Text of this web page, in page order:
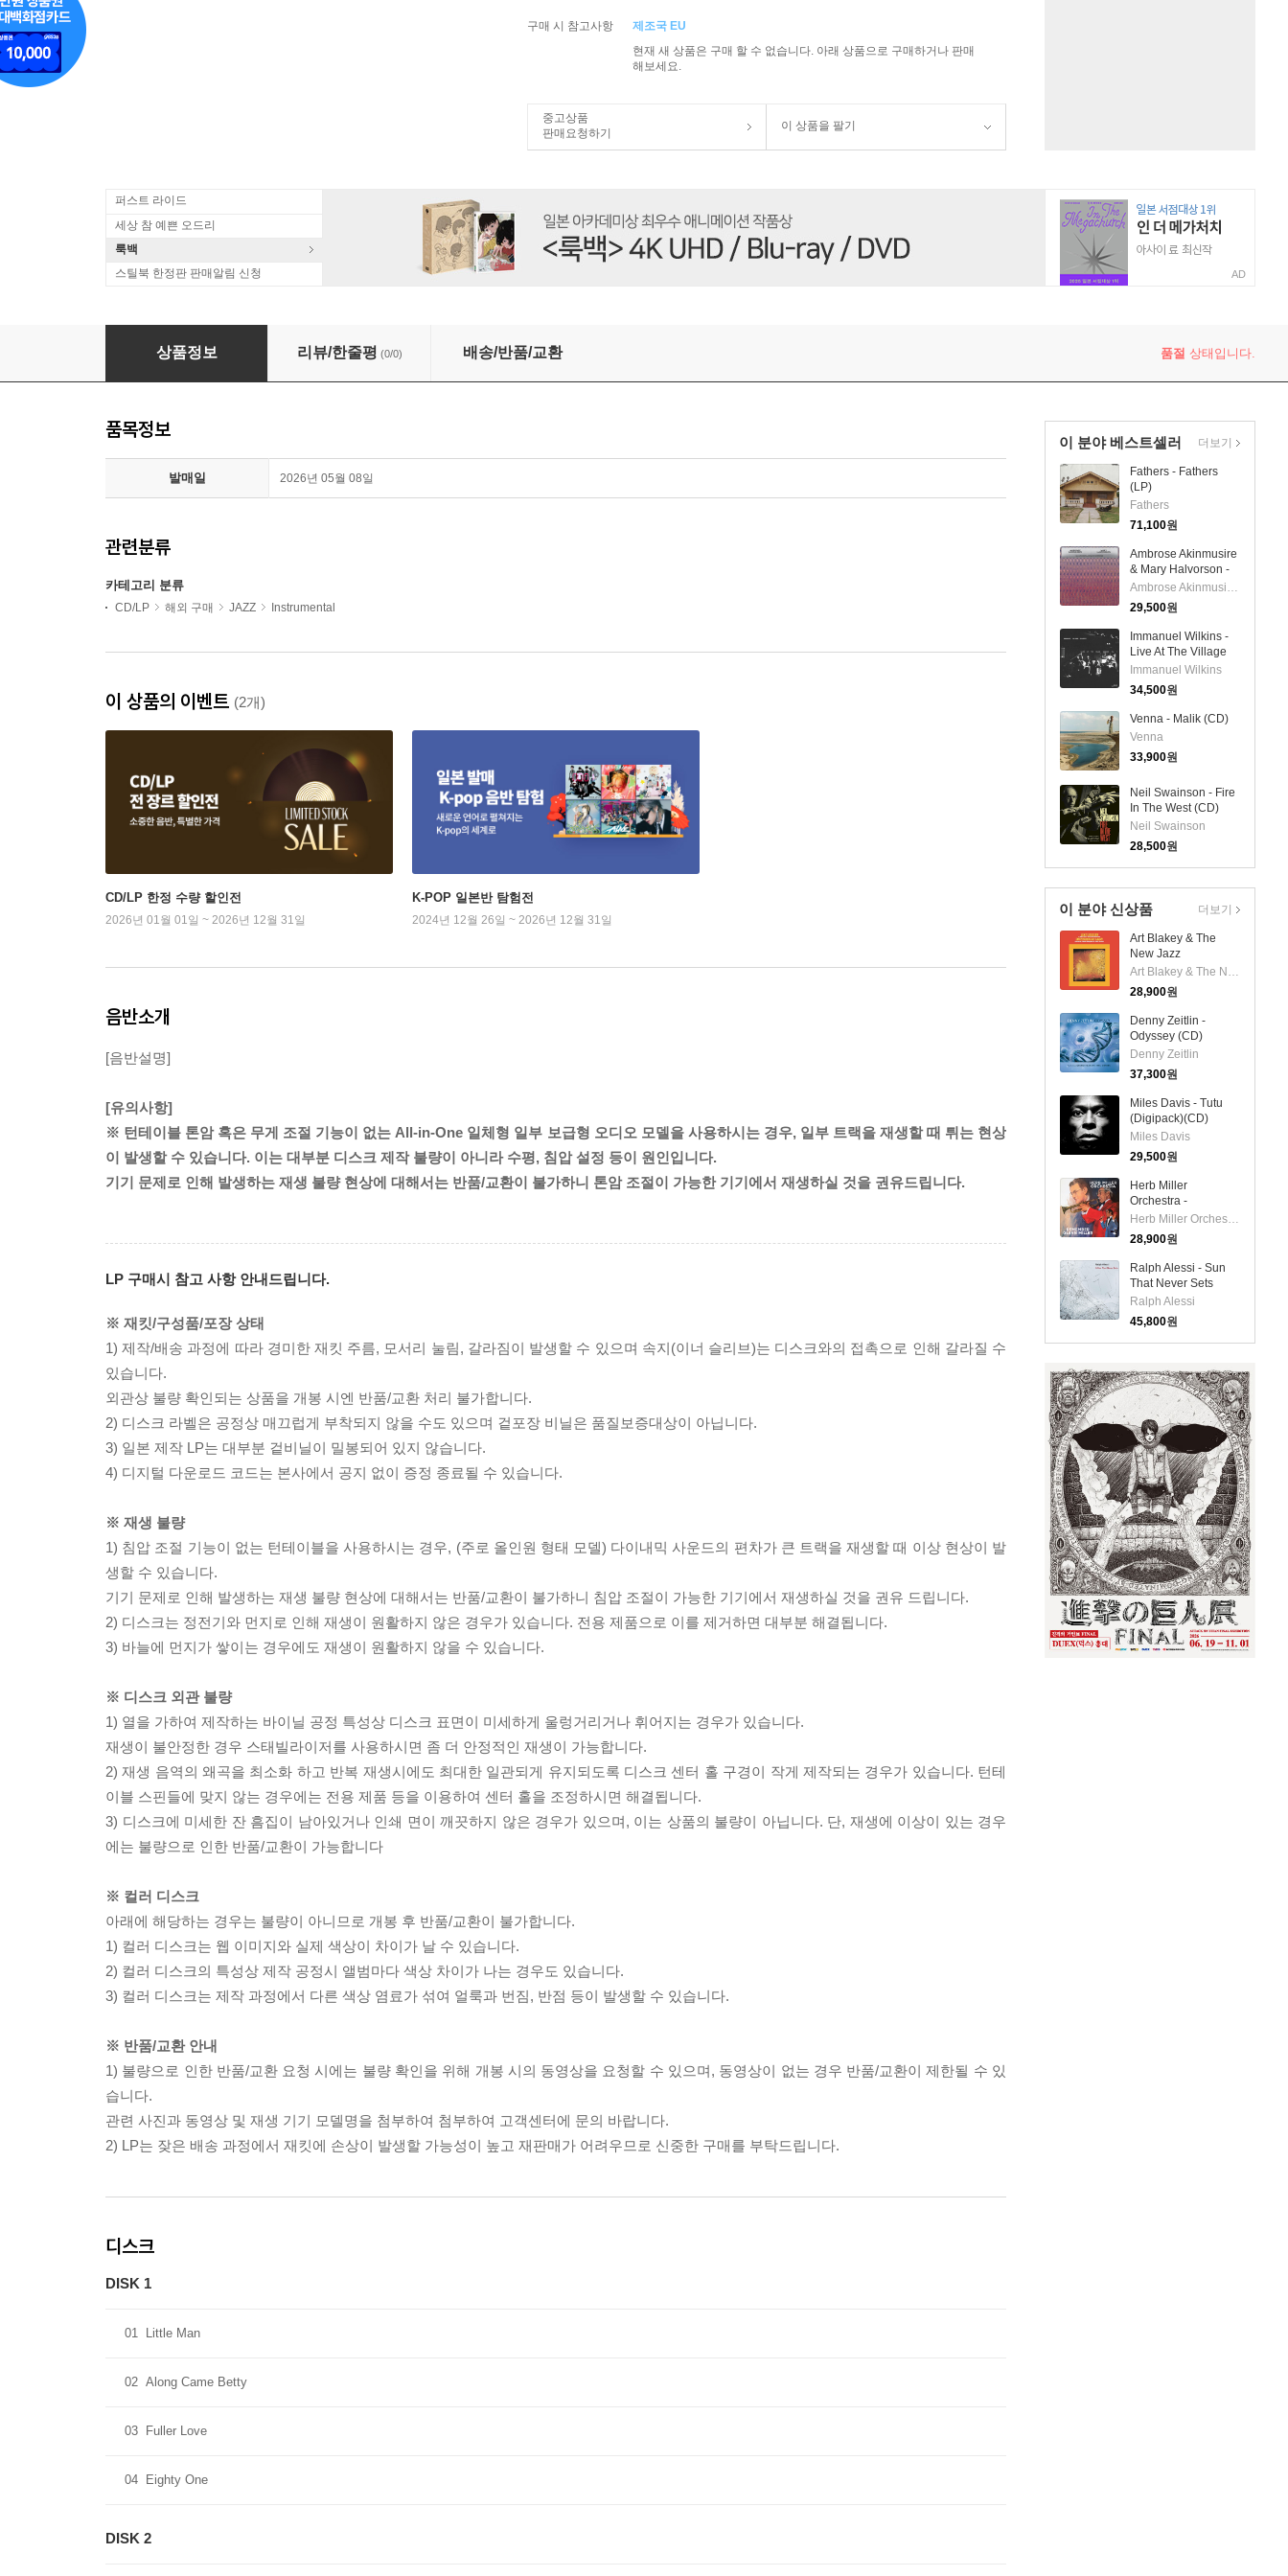
구매 시 참고사항
제조국 EU
현재 새 상품은 구매 할 수 없습니다. 아래 상품으로 구매하거나 판매
해보세요.
중고상품
판매요청하기
이 상품을 팔기
퍼스트 라이드
세상 참 예쁜 오드리
룩백
스틸북 한정판 판매알림 신청
AD
Art Blakey & The Jazz Messengers - Strasbourg 82 (180g 2LP)
상품정보 리뷰/한줄평 (0/0) 배송/반품/교환 품절 상태입니다.
이 분야 베스트셀러
Fathers - Fathers
(LP)
Fathers
71,100원
Ambrose Akinmusire
& Mary Halvorson -
Slo-Mo Neon
Luminate Hoverings
(Digipack)(CD)
Ambrose Akinmusire & Mary Halvorson
29,500원
Immanuel Wilkins -
Live At The Village
Vanguard Vol.
1(Digipack) (CD)
Immanuel Wilkins
34,500원
Venna - Malik (CD)
Venna
33,900원
Neil Swainson - Fire
In The West (CD)
Neil Swainson
28,500원
더보기
이 분야 신상품
Art Blakey & The
New Jazz
Messengers -
Buttercorn Lady (CD-
R)
Art Blakey & The New Jazz Messengers
28,900원
Denny Zeitlin -
Odyssey (CD)
Denny Zeitlin
37,300원
Miles Davis - Tutu
(Digipack)(CD)
Miles Davis
29,500원
Herb Miller
Orchestra -
Remember Glenn
Miller (CD-R)
Herb Miller Orchestra
28,900원
Ralph Alessi - Sun
That Never Sets
(CD)
Ralph Alessi
45,800원
더보기
품목정보
발매일 2026년 05월 08일
관련분류
카테고리 분류
CD/LP 해외 구매 JAZZ Instrumental
이 상품의 이벤트 (2개)
CD/LP 한정 수량 할인전
2026년 01월 01일 ~ 2026년 12월 31일
K-POP 일본반 탐험전
2024년 12월 26일 ~ 2026년 12월 31일
음반소개
[음반설명]
[유의사항]
※ 턴테이블 톤암 혹은 무게 조절 기능이 없는 All-in-One 일체형 일부 보급형 오디오 모델을 사용하시는 경우, 일부 트랙을 재생할 때 튀는 현상
이 발생할 수 있습니다. 이는 대부분 디스크 제작 불량이 아니라 수평, 침압 설정 등이 원인입니다.
기기 문제로 인해 발생하는 재생 불량 현상에 대해서는 반품/교환이 불가하니 톤암 조절이 가능한 기기에서 재생하실 것을 권유드립니다.
LP 구매시 참고 사항 안내드립니다.
※ 재킷/구성품/포장 상태
1) 제작/배송 과정에 따라 경미한 재킷 주름, 모서리 눌림, 갈라짐이 발생할 수 있으며 속지(이너 슬리브)는 디스크와의 접촉으로 인해 갈라질 수
있습니다.
외관상 불량 확인되는 상품을 개봉 시엔 반품/교환 처리 불가합니다.
2) 디스크 라벨은 공정상 매끄럽게 부착되지 않을 수도 있으며 겉포장 비닐은 품질보증대상이 아닙니다.
3) 일본 제작 LP는 대부분 겉비닐이 밀봉되어 있지 않습니다.
4) 디지털 다운로드 코드는 본사에서 공지 없이 증정 종료될 수 있습니다.
※ 재생 불량
1) 침압 조절 기능이 없는 턴테이블을 사용하시는 경우, (주로 올인원 형태 모델) 다이내믹 사운드의 편차가 큰 트랙을 재생할 때 이상 현상이 발
생할 수 있습니다.
기기 문제로 인해 발생하는 재생 불량 현상에 대해서는 반품/교환이 불가하니 침압 조절이 가능한 기기에서 재생하실 것을 권유 드립니다.
2) 디스크는 정전기와 먼지로 인해 재생이 원활하지 않은 경우가 있습니다. 전용 제품으로 이를 제거하면 대부분 해결됩니다.
3) 바늘에 먼지가 쌓이는 경우에도 재생이 원활하지 않을 수 있습니다.
※ 디스크 외관 불량
1) 열을 가하여 제작하는 바이닐 공정 특성상 디스크 표면이 미세하게 울렁거리거나 휘어지는 경우가 있습니다.
재생이 불안정한 경우 스태빌라이저를 사용하시면 좀 더 안정적인 재생이 가능합니다.
2) 재생 음역의 왜곡을 최소화 하고 반복 재생시에도 최대한 일관되게 유지되도록 디스크 센터 홀 구경이 작게 제작되는 경우가 있습니다. 턴테
이블 스핀들에 맞지 않는 경우에는 전용 제품 등을 이용하여 센터 홀을 조정하시면 해결됩니다.
3) 디스크에 미세한 잔 흠집이 남아있거나 인쇄 면이 깨끗하지 않은 경우가 있으며, 이는 상품의 불량이 아닙니다. 단, 재생에 이상이 있는 경우
에는 불량으로 인한 반품/교환이 가능합니다
※ 컬러 디스크
아래에 해당하는 경우는 불량이 아니므로 개봉 후 반품/교환이 불가합니다.
1) 컬러 디스크는 웹 이미지와 실제 색상이 차이가 날 수 있습니다.
2) 컬러 디스크의 특성상 제작 공정시 앨범마다 색상 차이가 나는 경우도 있습니다.
3) 컬러 디스크는 제작 과정에서 다른 색상 염료가 섞여 얼룩과 번짐, 반점 등이 발생할 수 있습니다.
※ 반품/교환 안내
1) 불량으로 인한 반품/교환 요청 시에는 불량 확인을 위해 개봉 시의 동영상을 요청할 수 있으며, 동영상이 없는 경우 반품/교환이 제한될 수 있
습니다.
관련 사진과 동영상 및 재생 기기 모델명을 첨부하여 첨부하여 고객센터에 문의 바랍니다.
2) LP는 잦은 배송 과정에서 재킷에 손상이 발생할 가능성이 높고 재판매가 어려우므로 신중한 구매를 부탁드립니다.
디스크
DISK 1
01 Little Man
02 Along Came Betty
03 Fuller Love
04 Eighty One
DISK 2